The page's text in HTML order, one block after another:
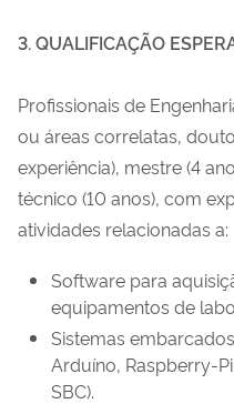
3. QUALIFICAÇÃO
Profissionais de
ou áreas correlatas,
experiência), mestre (4
técnico (10 anos), com
atividades relacionadas a:
Software para
equipamentos de
Sistemas
Arduíno, Raspberry-
SBC).